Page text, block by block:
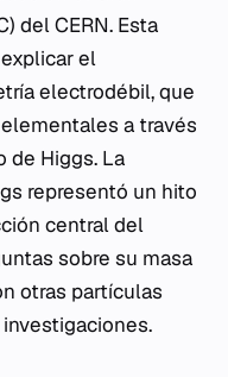
del CERN. Esta
el
electrodébil, que
a través
de Higgs. La
representó un hito
central del
sobre su masa
otras partículas